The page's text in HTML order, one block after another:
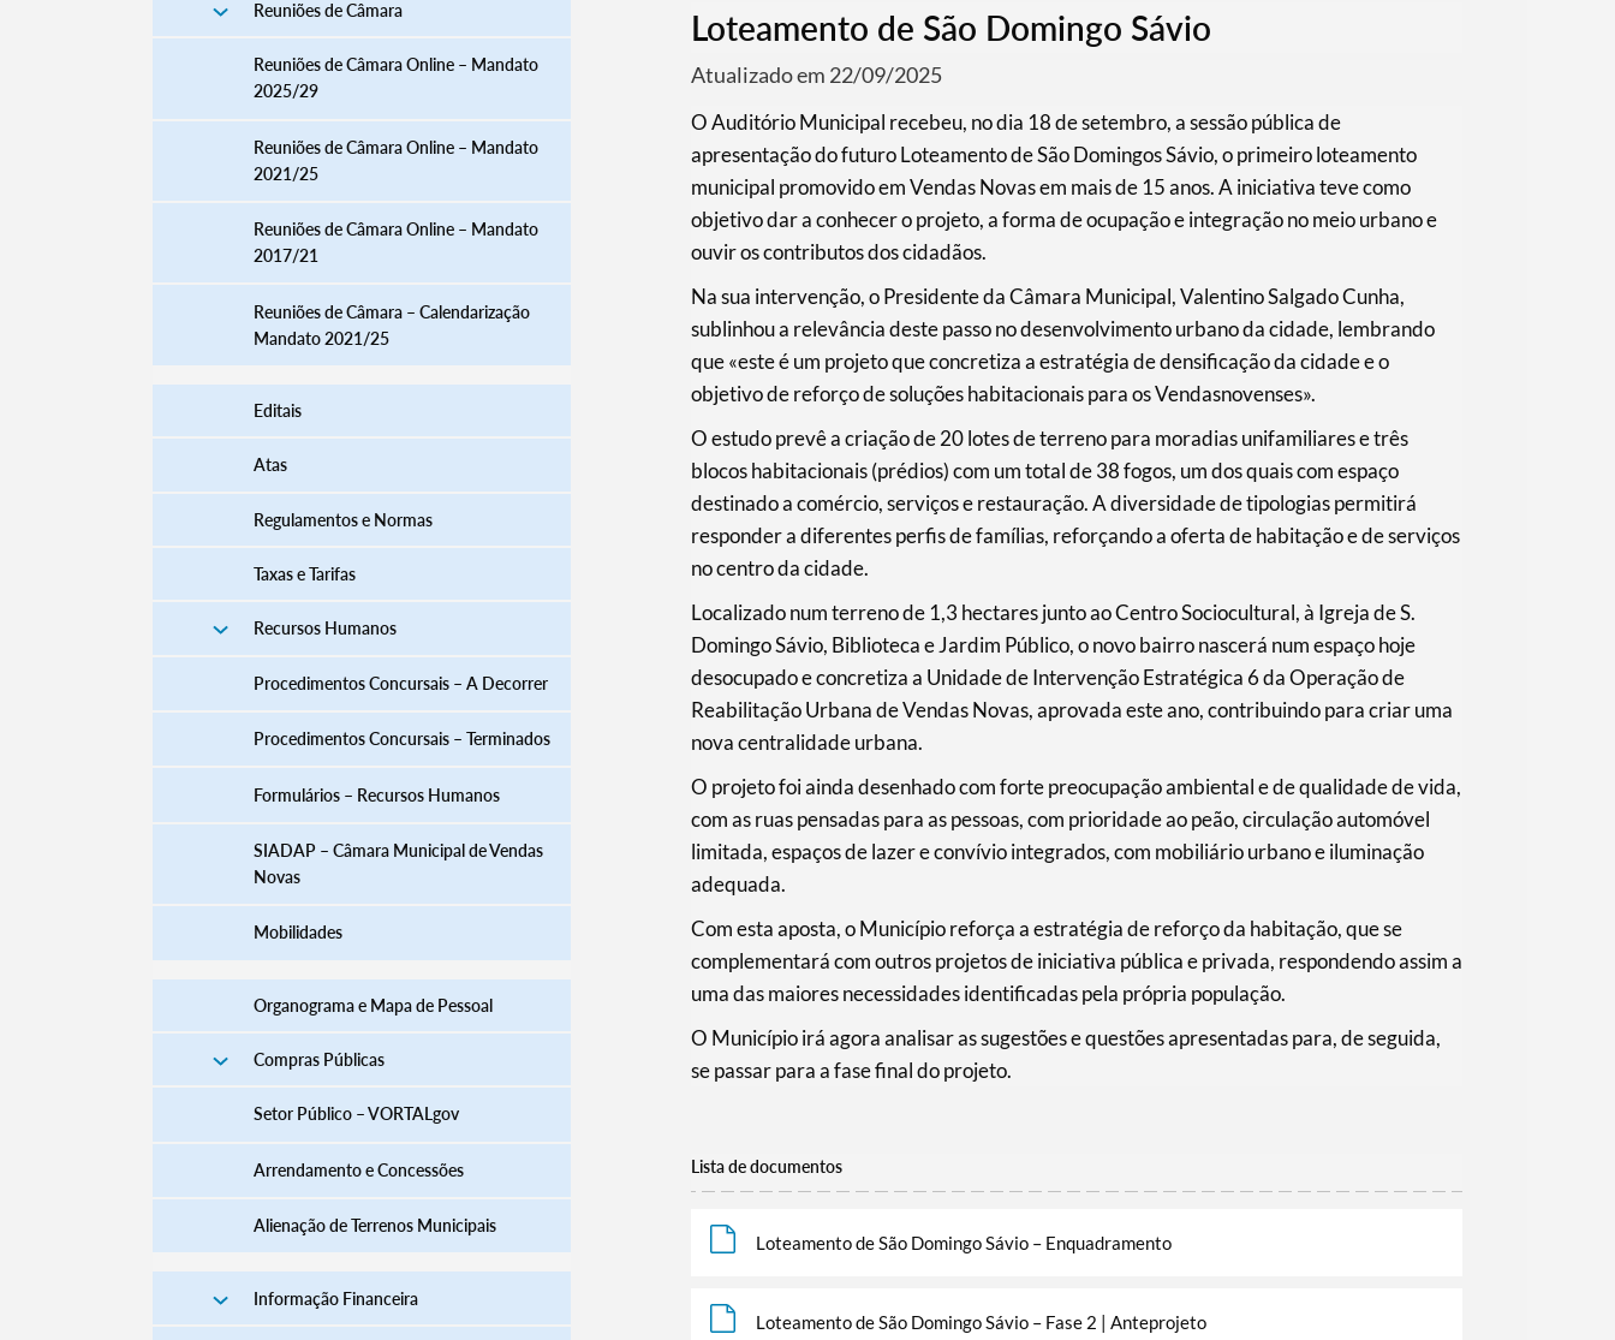
Reuniões de Câmara
Reuniões de Câmara Online – Mandato
2025/29
Reuniões de Câmara Online – Mandato
2021/25
Reuniões de Câmara Online – Mandato
2017/21
Reuniões de Câmara – Calendarização
Mandato 2021/25
Editais
Atas
Regulamentos e Normas
Taxas e Tarifas
Recursos Humanos
Procedimentos Concursais – A Decorrer
Procedimentos Concursais – Terminados
​​​​​​​​​​​​​​​​​​​​​​​​​​​​​​​​​​​​​​​​​Formulários – Recursos Humanos
SIADAP – Câmara Municipal de Vendas
Novas
Mobilidades
Organograma e Mapa de Pessoal
Compras Públicas
Setor Público – VORTALgov
Arrendamento e Concessões
Alienação de Terrenos Municipais
Informação Financeira
Loteamento de São Domingo Sávio
Atualizado em 22/09/2025
O Auditório Municipal recebeu, no dia 18 de setembro, a sessão pública de
apresentação do futuro Loteamento de São Domingos Sávio, o primeiro loteamento
municipal promovido em Vendas Novas em mais de 15 anos. A iniciativa teve como
objetivo dar a conhecer o projeto, a forma de ocupação e integração no meio urbano e
ouvir os contributos dos cidadãos.
Na sua intervenção, o Presidente da Câmara Municipal, Valentino Salgado Cunha,
sublinhou a relevância deste passo no desenvolvimento urbano da cidade, lembrando
que «este é um projeto que concretiza a estratégia de densificação da cidade e o
objetivo de reforço de soluções habitacionais para os Vendasnovenses».
O estudo prevê a criação de 20 lotes de terreno para moradias unifamiliares e três
blocos habitacionais (prédios) com um total de 38 fogos, um dos quais com espaço
destinado a comércio, serviços e restauração. A diversidade de tipologias permitirá
responder a diferentes perfis de famílias, reforçando a oferta de habitação e de serviços
no centro da cidade.
Localizado num terreno de 1,3 hectares junto ao Centro Sociocultural, à Igreja de S.
Domingo Sávio, Biblioteca e Jardim Público, o novo bairro nascerá num espaço hoje
desocupado e concretiza a Unidade de Intervenção Estratégica 6 da Operação de
Reabilitação Urbana de Vendas Novas, aprovada este ano, contribuindo para criar uma
nova centralidade urbana.
O projeto foi ainda desenhado com forte preocupação ambiental e de qualidade de vida,
com as ruas pensadas para as pessoas, com prioridade ao peão, circulação automóvel
limitada, espaços de lazer e convívio integrados, com mobiliário urbano e iluminação
adequada.
Com esta aposta, o Município reforça a estratégia de reforço da habitação, que se
complementará com outros projetos de iniciativa pública e privada, respondendo assim a
uma das maiores necessidades identificadas pela própria população.
O Município irá agora analisar as sugestões e questões apresentadas para, de seguida,
se passar para a fase final do projeto.
Lista de documentos
Loteamento de São Domingo Sávio – Enquadramento
Loteamento de São Domingo Sávio – Fase 2 | Anteprojeto